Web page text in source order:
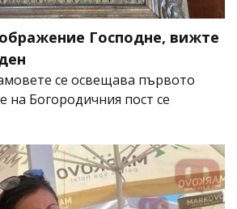
Господне, вижте
се освещава първото
на Богородичния пост се